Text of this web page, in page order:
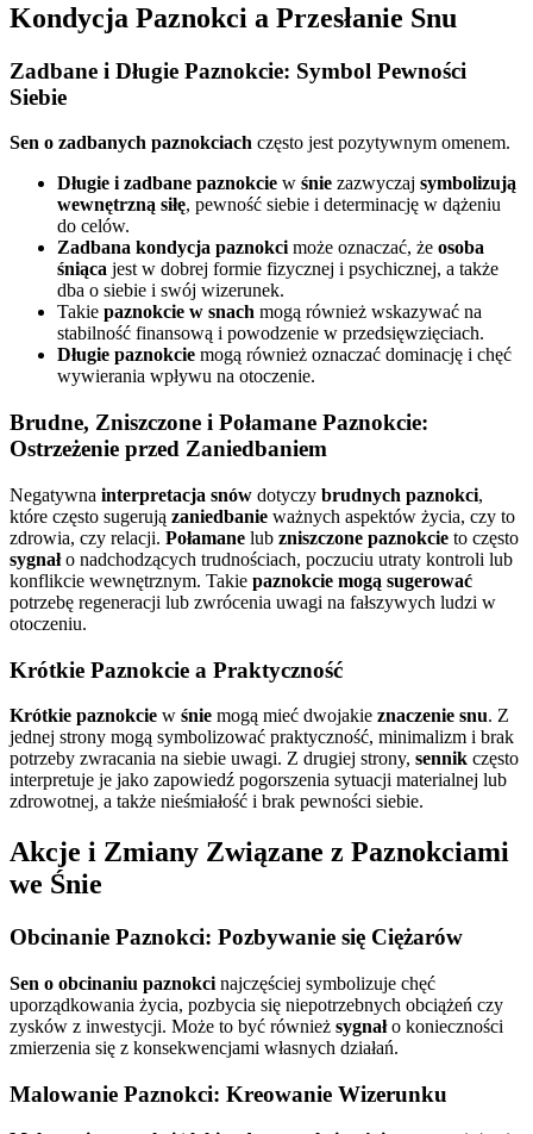
Kondycja Paznokci a Przesłanie Snu
Zadbane i Długie Paznokcie: Symbol Pewności
Siebie
Sen o zadbanych paznokciach często jest pozytywnym omenem.
Długie i zadbane paznokcie w śnie zazwyczaj symbolizują
wewnętrzną siłę, pewność siebie i determinację w dążeniu
do celów.
Zadbana kondycja paznokcimoże oznaczać, że osoba
śniąca jest w dobrej formie fizycznej i psychicznej, a także
dba o siebie i swój wizerunek.
Takie paznokcie w snach mogą również wskazywać na
stabilność finansową i powodzenie w przedsięwzięciach.
Długie paznokcie mogą również oznaczać dominację i chęć
wywierania wpływu na otoczenie.
Brudne, Zniszczone i Połamane Paznokcie:
Ostrzeżenie przed Zaniedbaniem
Negatywna interpretacja snów dotyczy brudnych paznokci,
które często sugerują zaniedbanie ważnych aspektów życia, czy to
zdrowia, czy relacji. Połamane lub zniszczone paznokcie to często
sygnało nadchodzących trudnościach, poczuciu utraty kontroli lub
konflikcie wewnętrznym. Takie paznokcie mogą sugerować
potrzebę regeneracji lub zwrócenia uwagi na fałszywych ludzi w
otoczeniu.
Krótkie Paznokcie a Praktyczność
Krótkie paznokcie w śnie mogą mieć dwojakie znaczenie snu. Z
jednej strony mogą symbolizować praktyczność, minimalizm i brak
potrzeby zwracania na siebie uwagi. Z drugiej strony, sennik często
interpretuje je jako zapowiedź pogorszenia sytuacji materialnej lub
zdrowotnej, a także nieśmiałość i brak pewności siebie.
Akcje i Zmiany Związane z Paznokciami
we Śnie
Obcinanie Paznokci: Pozbywanie się Ciężarów
Sen o obcinaniu paznokci najczęściej symbolizuje chęć
uporządkowania życia, pozbycia się niepotrzebnych obciążeń czy
zysków z inwestycji. Może to być również sygnało konieczności
zmierzenia się z konsekwencjami własnych działań.
Malowanie Paznokci: Kreowanie Wizerunku